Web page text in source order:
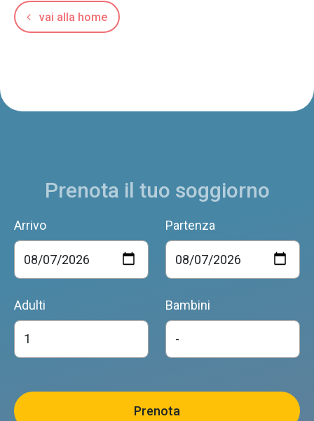
vai alla home
Prenota il tuo soggiorno
Arrivo Partenza
Adulti Bambini